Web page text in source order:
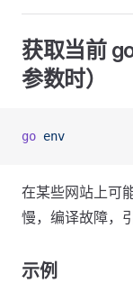
获取当前
参数时）
go env
在某些网站上可
慢，编译故障，
示例